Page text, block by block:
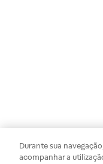
Durante sua
acompanhar a